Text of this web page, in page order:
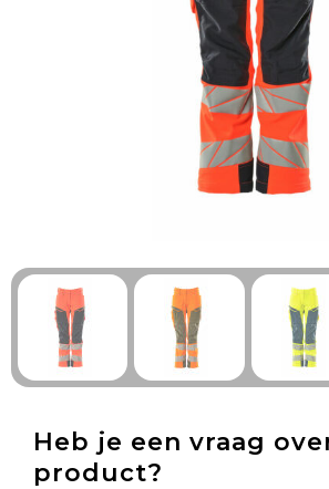
Technologie & Gadgets
Outdoor & Vrije tijd
Pennen & Schrijfwaren
Eten & Drinken
Heb je een vraag
product?